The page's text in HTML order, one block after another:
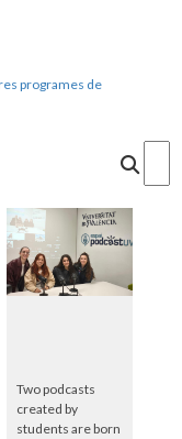
programes de
Two podcasts
created by
students are born